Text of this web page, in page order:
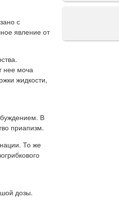
с
явление от
нее моча
жидкости,
В
приапизм.
То же
дозы.